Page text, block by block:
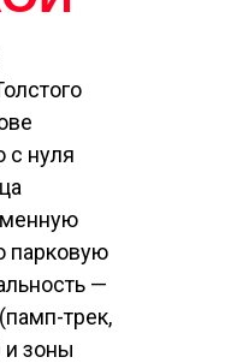
с нуля
парковую
—
трек,
и зоны